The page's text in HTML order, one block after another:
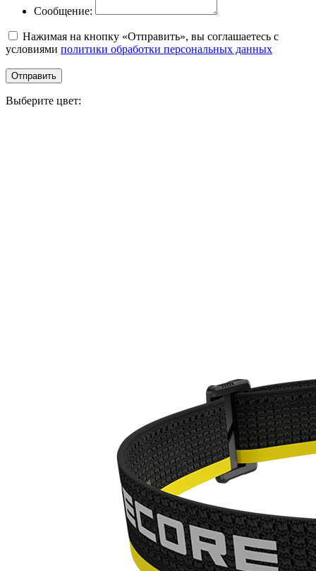
Сообщение:
Нажимая на кнопку «Отправить», вы соглашаетесь с
условиями политики обработки персональных данных
Отправить
Выберите цвет: